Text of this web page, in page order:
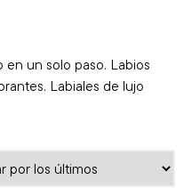
un solo paso. Labios
Labiales de lujo